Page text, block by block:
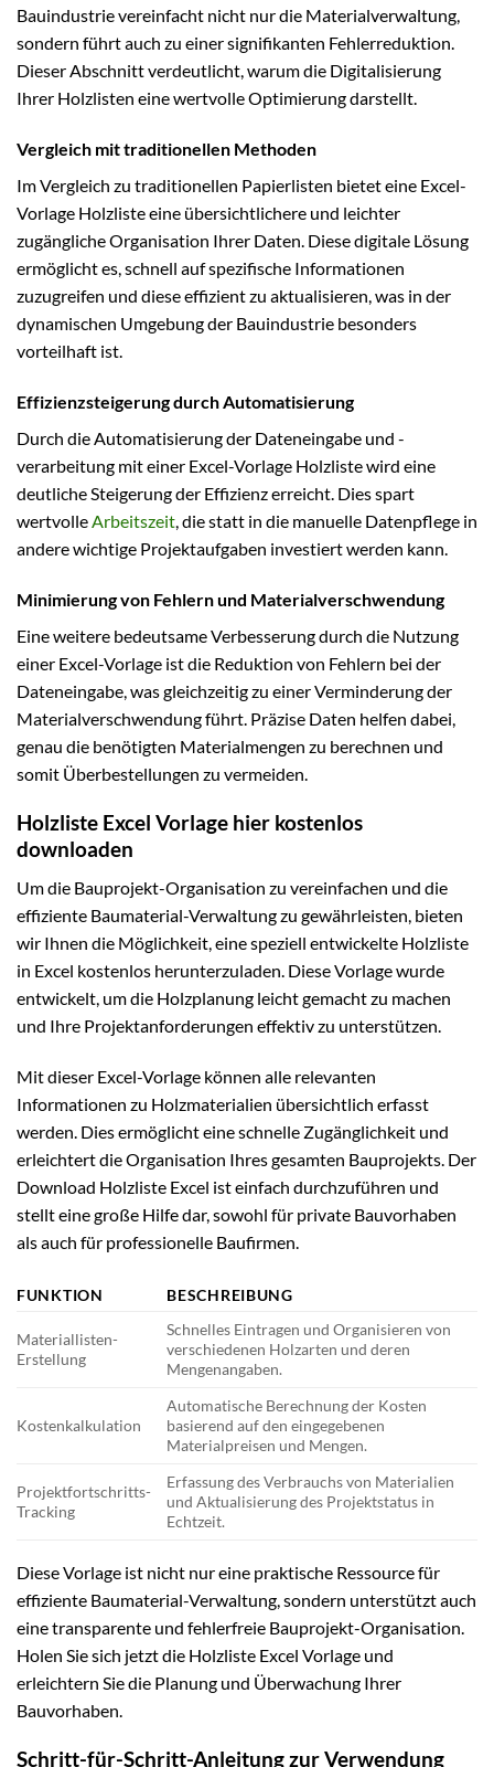
Bauindustrie vereinfacht nicht nur die Materialverwaltung,
sondern führt auch zu einer signifikanten Fehlerreduktion.
Dieser Abschnitt verdeutlicht, warum die Digitalisierung
Ihrer Holzlisten eine wertvolle Optimierung darstellt.
Vergleich mit traditionellen Methoden
Im Vergleich zu traditionellen Papierlisten bietet eine Excel-
Vorlage Holzliste eine übersichtlichere und leichter
zugängliche Organisation Ihrer Daten. Diese digitale Lösung
ermöglicht es, schnell auf spezifische Informationen
zuzugreifen und diese effizient zu aktualisieren, was in der
dynamischen Umgebung der Bauindustrie besonders
vorteilhaft ist.
Effizienzsteigerung durch Automatisierung
Durch die Automatisierung der Dateneingabe und -
verarbeitung mit einer Excel-Vorlage Holzliste wird eine
deutliche Steigerung der Effizienz erreicht. Dies spart
wertvolleArbeitszeit, die statt in die manuelle Datenpflege in
andere wichtige Projektaufgaben investiert werden kann.
Minimierung von Fehlern und Materialverschwendung
Eine weitere bedeutsame Verbesserung durch die Nutzung
einer Excel-Vorlage ist die Reduktion von Fehlern bei der
Dateneingabe, was gleichzeitig zu einer Verminderung der
Materialverschwendung führt. Präzise Daten helfen dabei,
genau die benötigten Materialmengen zu berechnen und
somit Überbestellungen zu vermeiden.
Holzliste Excel Vorlage hier kostenlos
downloaden
Um die Bauprojekt-Organisation zu vereinfachen und die
effiziente Baumaterial-Verwaltung zu gewährleisten, bieten
wir Ihnen die Möglichkeit, eine speziell entwickelte Holzliste
in Excel kostenlos herunterzuladen. Diese Vorlage wurde
entwickelt, um die Holzplanung leicht gemacht zu machen
und Ihre Projektanforderungen effektiv zu unterstützen.
Mit dieser Excel-Vorlage können alle relevanten
Informationen zu Holzmaterialien übersichtlich erfasst
werden. Dies ermöglicht eine schnelle Zugänglichkeit und
erleichtert die Organisation Ihres gesamten Bauprojekts. Der
Download Holzliste Excel ist einfach durchzuführen und
stellt eine große Hilfe dar, sowohl für private Bauvorhaben
als auch für professionelle Baufirmen.
FUNKTION BESCHREIBUNG
Materiallisten-
Erstellung
Schnelles Eintragen und Organisieren von
verschiedenen Holzarten und deren
Mengenangaben.
Kostenkalkulation
Automatische Berechnung der Kosten
basierend auf den eingegebenen
Materialpreisen und Mengen.
Projektfortschritts-
Tracking
Erfassung des Verbrauchs von Materialien
und Aktualisierung des Projektstatus in
Echtzeit.
Diese Vorlage ist nicht nur eine praktische Ressource für
effiziente Baumaterial-Verwaltung, sondern unterstützt auch
eine transparente und fehlerfreie Bauprojekt-Organisation.
Holen Sie sich jetzt die Holzliste Excel Vorlage und
erleichtern Sie die Planung und Überwachung Ihrer
Bauvorhaben.
Schritt-für-Schritt-Anleitung zur Verwendung